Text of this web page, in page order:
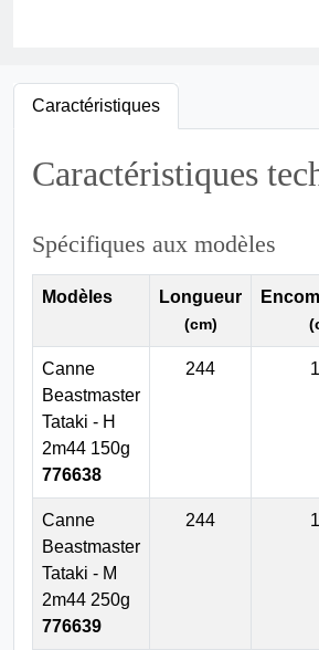
Caractéristiques
Caractéristiques
Spécifiques aux modèles
Modèles Longueur
(cm)
Canne
Beastmaster
Tataki - H
2m44 150g
776638
244
Canne
Beastmaster
Tataki - M
2m44 250g
776639
244